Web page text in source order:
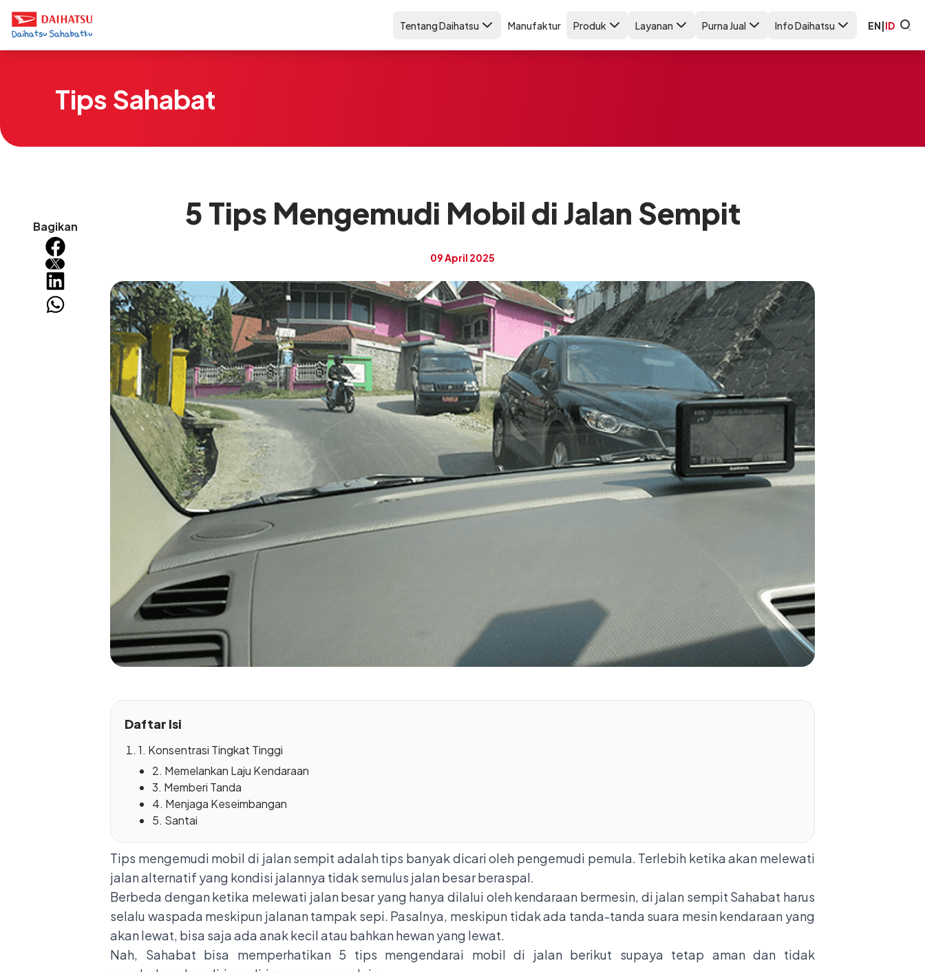
Tentang Daihatsu Manufaktur Produk Layanan Purna Jual Info Daihatsu EN|ID
Tips Sahabat
Bagikan 5 Tips Mengemudi Mobil di Jalan Sempit
09 April 2025
Daftar Isi
1. Konsentrasi Tingkat Tinggi
2. Memelankan Laju Kendaraan
3. Memberi Tanda
4. Menjaga Keseimbangan
5. Santai
Tips mengemudi mobil di jalan sempit adalah tips banyak dicari oleh pengemudi pemula. Terlebih ketika akan melewati
jalan alternatif yang kondisi jalannya tidak semulus jalan besar beraspal.
Berbeda dengan ketika melewati jalan besar yang hanya dilalui oleh kendaraan bermesin, di jalan sempit Sahabat harus
selalu waspada meskipun jalanan tampak sepi. Pasalnya, meskipun tidak ada tanda-tanda suara mesin kendaraan yang
akan lewat, bisa saja ada anak kecil atau bahkan hewan yang lewat.
Nah, Sahabat bisa memperhatikan 5 tips mengendarai mobil di jalan berikut supaya tetap aman dan tidak